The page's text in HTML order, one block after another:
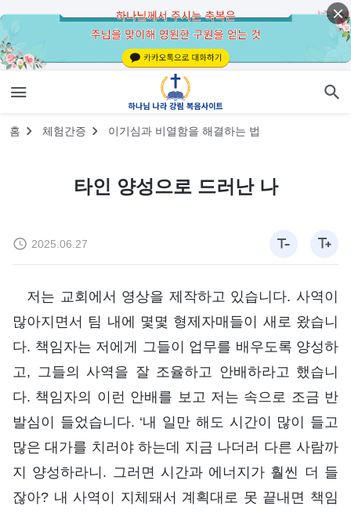
홈 체험간증 이기심과 비열함을 해결하는 법
타인 양성으로 드러난 나
2025.06.27
저는 교회에서 영상을 제작하고 있습니다. 사역이
많아지면서 팀 내에 몇몇 형제자매들이 새로 왔습니
다. 책임자는 저에게 그들이 업무를 배우도록 양성하
고, 그들의 사역을 잘 조율하고 안배하라고 했습니
다. 책임자의 이런 안배를 보고 저는 속으로 조금 반
발심이 들었습니다. ‘내 일만 해도 시간이 많이 들고
많은 대가를 치러야 하는데 지금 나더러 다른 사람까
지 양성하라니. 그러면 시간과 에너지가 훨씬 더 들
잖아? 내 사역이 지체돼서 계획대로 못 끝내면 책임